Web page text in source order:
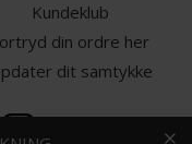
Kundeklub
din ordre her
dit samtykke